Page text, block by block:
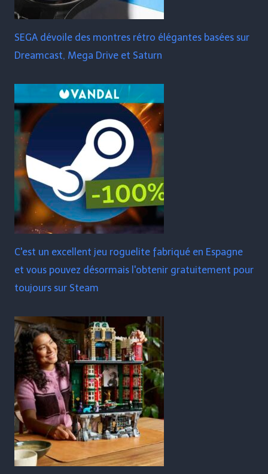
SEGA dévoile des montres rétro élégantes basées sur
Dreamcast, Mega Drive et Saturn
C'est un excellent jeu roguelite fabriqué en Espagne
et vous pouvez désormais l'obtenir gratuitement pour
toujours sur Steam